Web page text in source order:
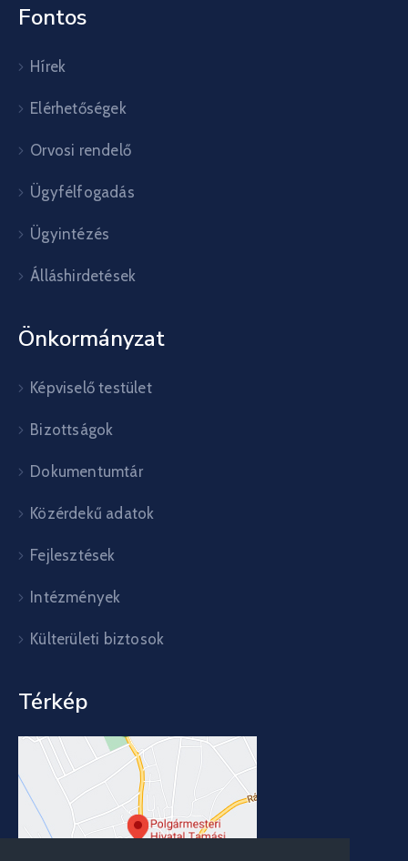
Fontos
Hírek
Elérhetőségek
Orvosi rendelő
Ügyfélfogadás
Ügyintézés
Álláshirdetések
Önkormányzat
Képviselő testület
Bizottságok
Dokumentumtár
Közérdekű adatok
Fejlesztések
Intézmények
Külterületi biztosok
Térkép